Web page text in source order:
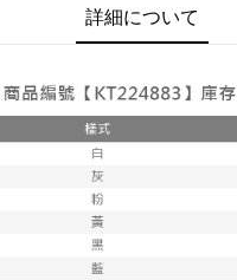
【支払い方法の説明】
大直営店舗／銀行振込／街口支
支払いを選択できます。
【注意事項】
1. 本サービスは「台湾大哥大
って提供され、ユーザーが取引
購入できるようにし、店舗が売
後、契約に基づいて当社の請
2. 「OP Pay Later」を利用す
代金納付期限は最短で 14 日以
まで延長できます。
お支払期限は、ショップが請求
とに計算されます。AFTEEで
を延長できますが、商品を期限
約商品や商品到着日が比較的遅
わらず、AFTEEで指定された期
二、支払い限度額
配送毎にNT$60、NT$1,600
配送毎にNT$10,000
已關閉，請勿下單(付取)
配送毎にNT$10,000
7-11取貨付款
配送毎にNT$60、NT$1,800
詳細について